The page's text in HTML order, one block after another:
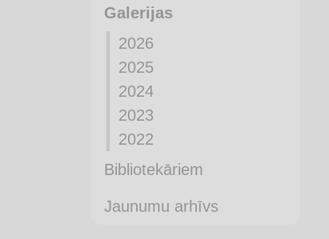
Galerijas
2026
2025
2024
2023
2022
Bibliotekāriem
Jaunumu arhīvs